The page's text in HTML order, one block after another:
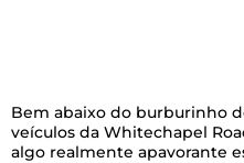
Bem abaixo do burburinho
veículos da Whitechapel
algo realmente apavorante